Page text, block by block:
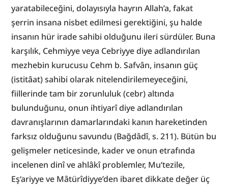
yaratabileceğini, dolayısıyla hayrın Allah’a, fakat
şerrin insana nisbet edilmesi gerektiğini, şu halde
insanın hür irade sahibi olduğunu ileri sürdüler. Buna
karşılık, Cehmiyye veya Cebriyye diye adlandırılan
mezhebin kurucusu Cehm b. Safvân, insanın güç
(istitâat) sahibi olarak nitelendirilemeyeceğini,
fiillerinde tam bir zorunluluk (cebr) altında
bulunduğunu, onun ihtiyarî diye adlandırılan
davranışlarının damarlarındaki kanın hareketinden
farksız olduğunu savundu (Bağdâdî, s. 211). Bütün bu
gelişmeler neticesinde, kader ve onun etrafında
incelenen dinî ve ahlâkî problemler, Mu‘tezile,
Eş‘ariyye ve Mâtürîdiyye’den ibaret dikkate değer üç